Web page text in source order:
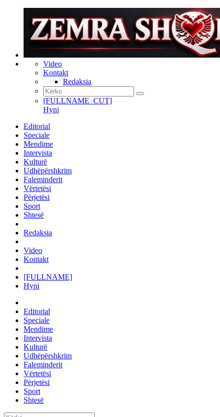
Video
Kontakt
Redaksia
[FULLNAME_CUT]
Hyni
Editorial
Speciale
Mendime
Intervista
Kulturë
Udhëpërshkrim
Faleminderit
Vërtetësi
Përjetësi
Sport
Shtesë
Redaksia
Video
Kontakt
[FULLNAME]
Hyni
Editorial
Speciale
Mendime
Intervista
Kulturë
Udhëpërshkrim
Faleminderit
Vërtetësi
Përjetësi
Sport
Shtesë